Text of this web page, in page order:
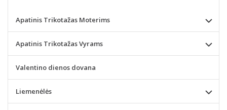
Apatinis Trikotažas Moterims
Apatinis Trikotažas Vyrams
Valentino dienos dovana
Liemenėlės